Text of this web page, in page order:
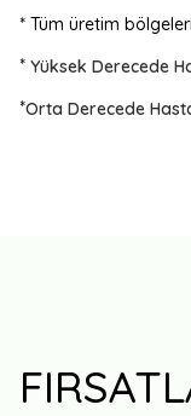
* Tüm üretim
* Yüksek Derecede
*Orta Derecede